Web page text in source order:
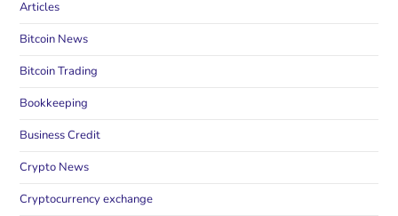
Articles
Bitcoin News
Bitcoin Trading
Bookkeeping
Business Credit
Crypto News
Cryptocurrency exchange